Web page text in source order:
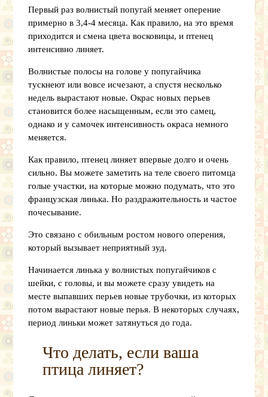
Первый раз волнистый попугай меняет оперение
примерно в 3,4-4 месяца. Как правило, на это время
приходится и смена цвета восковицы, и птенец
интенсивно линяет.
Волнистые полосы на голове у попугайчика
тускнеют или вовсе исчезают, а спустя несколько
недель вырастают новые. Окрас новых перьев
становится более насыщенным, если это самец,
однако и у самочек интенсивность окраса немного
меняется.
Как правило, птенец линяет впервые долго и очень
сильно. Вы можете заметить на теле своего питомца
голые участки, на которые можно подумать, что это
французская линька. Но раздражительность и частое
почесывание.
Это связано с обильным ростом нового оперения,
который вызывает неприятный зуд.
Начинается линька у волнистых попугайчиков с
шейки, с головы, и вы можете сразу увидеть на
месте выпавших перьев новые трубочки, из которых
потом вырастают новые перья. В некоторых случаях,
период линьки может затянуться до года.
Что делать, если ваша
птица линяет?